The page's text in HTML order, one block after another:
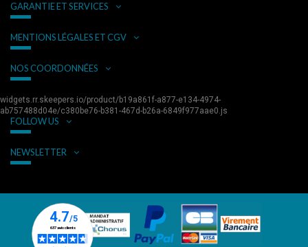
GARANTIE ET SERVICES
MENTIONS LÉGALES ET CGV
NOS COORDONNÉES
widgets.rr.skeepers.io/product/b19a861f-a877-e134-4974-
ab757488d04e/c380be76-b381-467d-b26a-6849f977aae0.js
FOLLOW US
NEWSLETTER